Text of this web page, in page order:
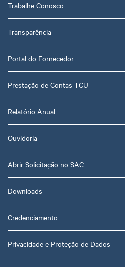
Trabalhe Conosco
Transparência
Portal do Fornecedor
Prestação de Contas TCU
Relatório Anual
Ouvidoria
Abrir Solicitação no SAC
Downloads
Credenciamento
Privacidade e Proteção de Dados